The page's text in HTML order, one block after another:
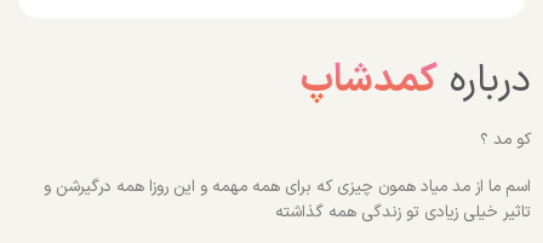
درباره کمدشاپ
کو مد ؟
اسم ما از مد میاد همون چیزی که برای همه مهمه و این روزا همه درگیرشن و
تاثیر خیلی زیادی تو زندگی همه گذاشته